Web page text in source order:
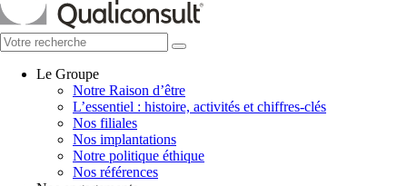
Le Groupe
Notre Raison d’être
L’essentiel : histoire, activités et chiffres-clés
Nos filiales
Nos implantations
Notre politique éthique
Nos références